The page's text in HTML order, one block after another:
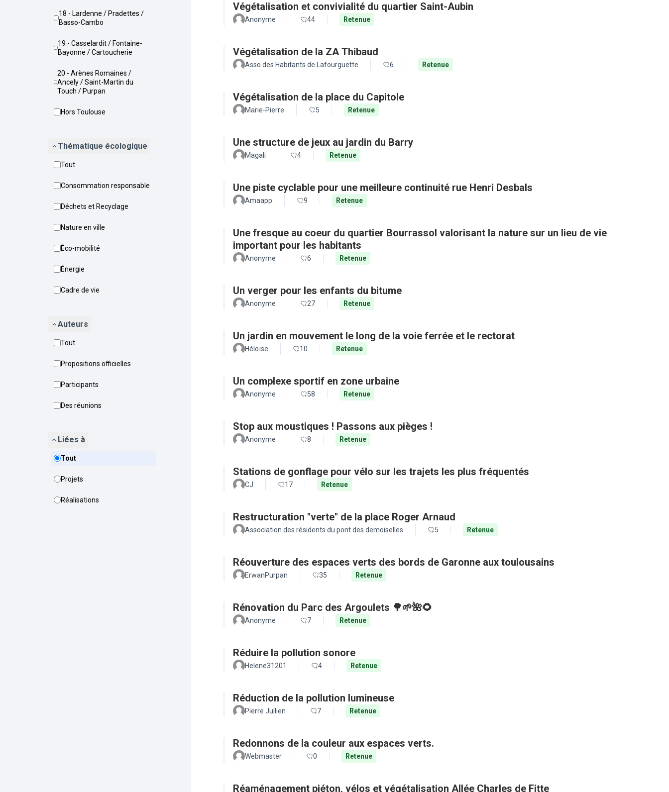
18 - Lardenne / Pradettes /
Basso-Cambo
19 - Casselardit / Fontaine-
Bayonne / Cartoucherie
20 - Arènes Romaines /
Ancely / Saint-Martin du
Touch / Purpan
Hors Toulouse
Thématique écologique
Tout
Consommation responsable
Déchets et Recyclage
Nature en ville
Éco-mobilité
Énergie
Cadre de vie
Auteurs
Tout
Propositions officielles
Participants
Des réunions
Liées à
Tout
Projets
Réalisations
Végétalisation et convivialité du quartier Saint-Aubin
Anonyme 44 Retenue
Végétalisation de la ZA Thibaud
Asso des Habitants de Lafourguette 6 Retenue
Végétalisation de la place du Capitole
Marie-Pierre 5 Retenue
Une structure de jeux au jardin du Barry
Magali 4 Retenue
Une piste cyclable pour une meilleure continuité rue Henri Desbals
Amaapp 9 Retenue
Une fresque au coeur du quartier Bourrassol valorisant la nature sur un lieu de vie
important pour les habitants
Anonyme 6 Retenue
Un verger pour les enfants du bitume
Anonyme 27 Retenue
Un jardin en mouvement le long de la voie ferrée et le rectorat
Héloïse 10 Retenue
Un complexe sportif en zone urbaine
Anonyme 58 Retenue
Stop aux moustiques ! Passons aux pièges !
Anonyme 8 Retenue
Stations de gonflage pour vélo sur les trajets les plus fréquentés
CJ 17 Retenue
Restructuration "verte" de la place Roger Arnaud
Association des résidents du pont des demoiselles 5 Retenue
Réouverture des espaces verts des bords de Garonne aux toulousains
ErwanPurpan 35 Retenue
Rénovation du Parc des Argoulets 🌳🌱🌺🌻
Anonyme 7 Retenue
Réduire la pollution sonore
Helene31201 4 Retenue
Réduction de la pollution lumineuse
Pierre Jullien 7 Retenue
Redonnons de la couleur aux espaces verts.
Webmaster 0 Retenue
Réaménagement piéton, vélos et végétalisation Allée Charles de Fitte